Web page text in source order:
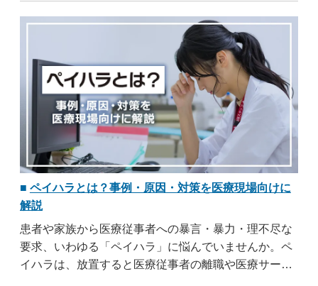
ーチャンダイザーのスキルまで解説します。
ペイハラとは？事例・原因・対策を医療現場向けに
解説
患者や家族から医療従事者への暴言・暴力・理不尽な
要求、いわゆる「ペイハラ」に悩んでいませんか。ペ
イハラは、放置すると医療従事者の離職や医療サービ